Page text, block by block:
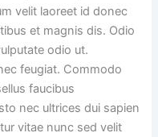
velit laoreet id donec
et magnis dis. Odio
odio ut.
feugiat. Commodo
faucibus
nec ultrices dui sapien
vitae nunc sed velit